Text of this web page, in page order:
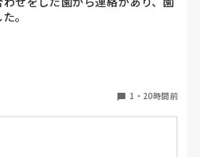
。
いう認識ですが、『園見学をご
にありませんとのこと
学だけで終了なのでしょうか？
1 ・ 20時間前